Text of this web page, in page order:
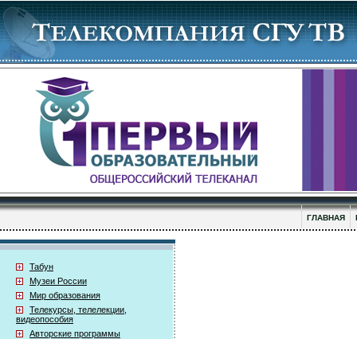
ГЛАВНАЯ
Табун
Музеи России
Мир образования
Телекурсы, телелекции,
видеопособия
Авторские программы